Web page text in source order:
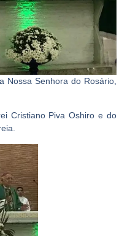
Nossa Senhora do Rosário,
Cristiano Piva Oshiro e do